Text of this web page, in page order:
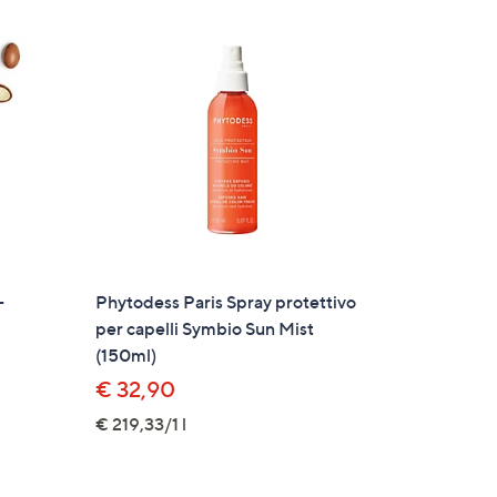
Phytodess Paris Spray protettivo
per capelli Symbio Sun Mist
(150ml)
€ 32,90
€ 219,33/1 l